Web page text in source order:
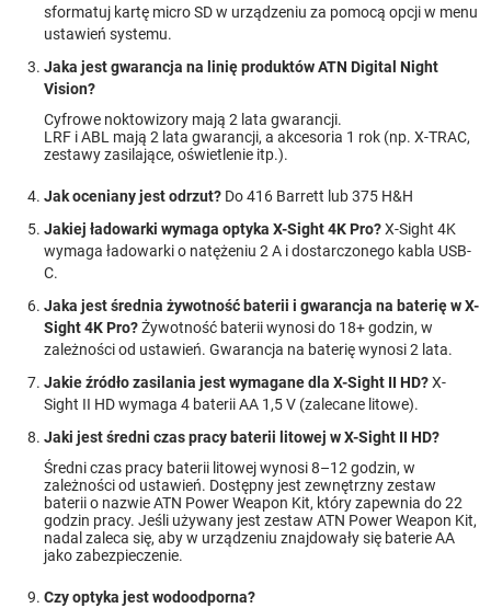
sformatuj kartę micro SD w urządzeniu za pomocą opcji w menu
ustawień systemu.
Jaka jest gwarancja na linię produktów ATN Digital Night
Vision?
Cyfrowe noktowizory mają 2 lata gwarancji.
LRF i ABL mają 2 lata gwarancji, a akcesoria 1 rok (np. X-TRAC,
zestawy zasilające, oświetlenie itp.).
Jak oceniany jest odrzut? Do 416 Barrett lub 375 H&H
Jakiej ładowarki wymaga optyka X-Sight 4K Pro?X-Sight 4K
wymaga ładowarki o natężeniu 2 A i dostarczonego kabla USB-
C.
Jaka jest średnia żywotność baterii i gwarancja na baterię w X-
Sight 4K Pro?Żywotność baterii wynosi do 18+ godzin, w
zależności od ustawień. Gwarancja na baterię wynosi 2 lata.
Jakie źródło zasilania jest wymagane dla X-Sight II HD?X-
Sight II HD wymaga 4 baterii AA 1,5 V (zalecane litowe).
Jaki jest średni czas pracy baterii litowej w X-Sight II HD?
Średni czas pracy baterii litowej wynosi 8–12 godzin, w
zależności od ustawień. Dostępny jest zewnętrzny zestaw
baterii o nazwie ATN Power Weapon Kit, który zapewnia do 22
godzin pracy. Jeśli używany jest zestaw ATN Power Weapon Kit,
nadal zaleca się, aby w urządzeniu znajdowały się baterie AA
jako zabezpieczenie.
Czy optyka jest wodoodporna?